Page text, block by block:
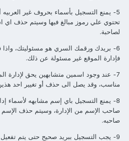
5- يمنع التسجيل بأسماء بحروف غير العربيه
تحتوي علي رموز مبالغ فيها وسيتم حذف
لصاحبة.
6- بريدك ورقمك السري هو مسئوليتك،
فإدارة الموقع غير مسئولة عن ذلك.
7- عند وجود اسمين متشابهين يحق لإدارة
مناسب، وقد يصل الى حذف أو تغيير احد
8- يمنع التسجيل باي إسم مشابهه لأسماء
صاحب الإسم من الإدارة، وسيتم حذف الإسم
صاحبه.
9- يجب التسجيل ببريد صحيح حتى يتم